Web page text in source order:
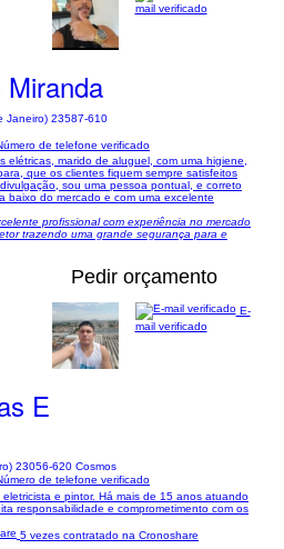
Miranda
Janeiro) 23587-610
mail verificado
de telefone verificado
elétricas, marido de aluguel, com uma higiene,
que os clientes fiquem sempre satisfeitos
sou uma pessoa pontual, e correto
baixo do mercado e com uma excelente
profissional com experiência no mercado
trazendo uma grande segurança para e
Pedir orçamento
E
23056-620 Cosmos
E-
mail verificado
de telefone verificado
e pintor. Há mais de 15 anos atuando
responsabilidade e comprometimento com os
5 vezes contratado na Cronoshare